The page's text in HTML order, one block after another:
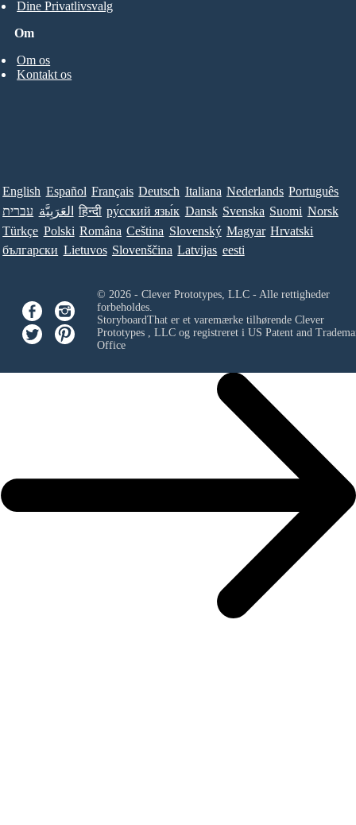
Om
Om os
Kontakt os
Dine Privatlivsvalg
English Español Français Deutsch Italiana Nederlands Português
עברית العَرَبِيَّة हिन्दी ру́сский язы́к Dansk Svenska Suomi Norsk
Türkçe Polski Româna Ceština Slovenský Magyar Hrvatski
български Lietuvos Slovenščina Latvijas eesti
© 2026 - Clever Prototypes, LLC - Alle rettigheder
forbeholdes.
StoryboardThat er et varemærke tilhørende Clever
Prototypes , LLCog registreret i US Patent and
Office